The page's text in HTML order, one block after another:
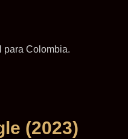
para Colombia.
(2023)